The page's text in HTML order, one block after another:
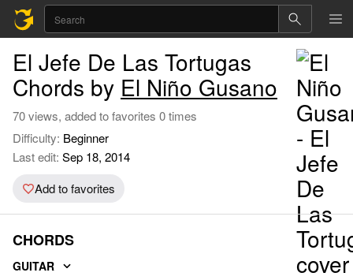
El Jefe De Las Tortugas
Chords by El Niño Gusano
70 views, added to favorites 0 times
Difficulty: Beginner
Last edit: Sep 18, 2014
Add to favorites
CHORDS
GUITAR